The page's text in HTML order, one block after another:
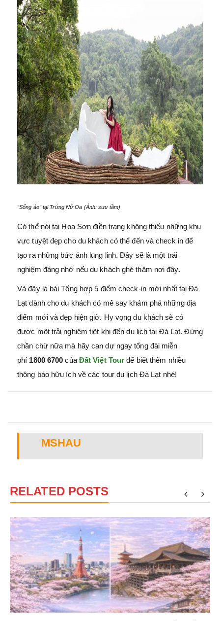
"Sống ảo" tại Trứng Nữ Oa (Ảnh: sưu tầm)
Có thể nói tại Hoa Sơn điền trang không thiếu những khu
vực tuyệt đẹp cho du khách có thể đến và check in để
tạo ra những bức ảnh lung linh. Đây sẽ là một trải
nghiệm đáng nhớ nếu du khách ghé thăm nơi đây.
Và đây là bài Tổng hợp 5 điểm check-in mới nhất tại Đà
Lạt dành cho du khách có mê say khám phá những địa
điểm mới và đẹp hiện giờ. Hy vọng du khách sẽ có
được một trải nghiệm tiệt khi đến du lịch tại Đà Lạt. Đừng
chần chừ nữa mà hãy can dự ngay tổng đài miễn
phí 1800 6700 của Đất Việt Tour để biết thêm nhiều
thông báo hữu ích về các tour du lịch Đà Lạt nhé!
MSHAU
RELATED POSTS